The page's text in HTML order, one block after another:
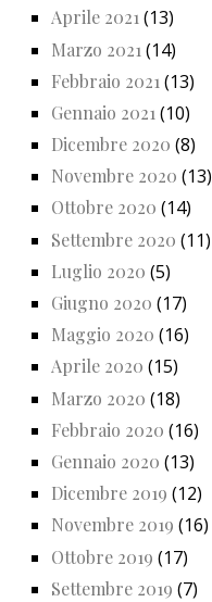
Aprile 2021(13)
Marzo 2021 (14)
Febbraio 2021 (13)
Gennaio 2021 (10)
Dicembre 2020 (8)
Novembre 2020 (13)
Ottobre 2020 (14)
Settembre 2020 (11)
Luglio 2020 (5)
Giugno 2020 (17)
Maggio 2020 (16)
Aprile 2020 (15)
Marzo 2020 (18)
Febbraio 2020 (16)
Gennaio 2020 (13)
Dicembre 2019 (12)
Novembre 2019 (16)
Ottobre 2019 (17)
Settembre 2019 (7)